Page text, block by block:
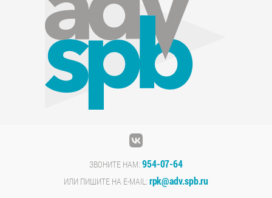
ЗВОНИТЕ НАМ: 954-07-64
ИЛИ ПИШИТЕ НА E-MAIL: rpk@adv.spb.ru